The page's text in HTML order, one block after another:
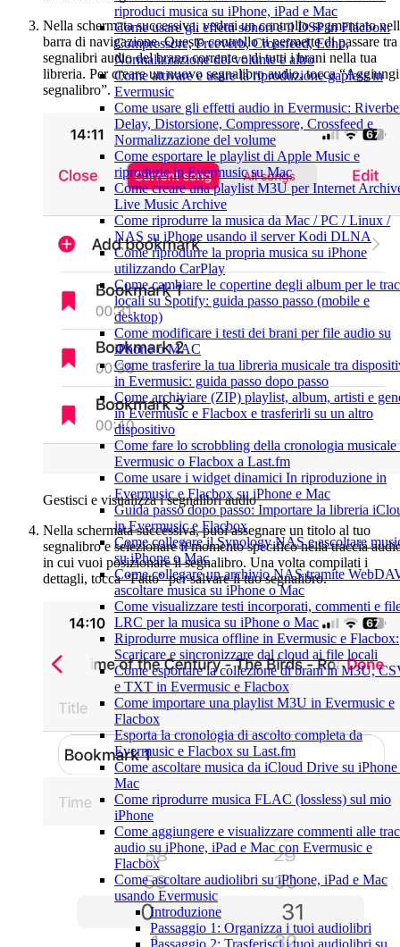
riproduci musica su iPhone, iPad e Mac
Come usare gli effetti sonori e il DSP in Flacbox:
Compressore, Freeverb, Crossfeed, Echo,
Normalizzazione del volume e altro
Come attivare e usare la riproduzione gapless in
Evermusic
Come usare gli effetti audio in Evermusic:
Delay, Distorsione, Compressore, Crossfeed e
Normalizzazione del volume
Come esportare le playlist di Apple Music e
riprodurle in Evermusic su Mac
Come creare una playlist M3U per Internet
Live Music Archive
Come riprodurre la musica da Mac / PC / Linux /
NAS su iPhone usando il server Kodi DLNA
Come riprodurre la propria musica su iPhone
utilizzando CarPlay
Come cambiare le copertine degli album per le
locali su Spotify: guida passo passo (mobile e
desktop)
Come modificare i testi dei brani per file audio su
iPhone o MAC
Come trasferire la tua libreria musicale tra
in Evermusic: guida passo dopo passo
Come archiviare (ZIP) playlist, album, artisti e
in Evermusic e Flacbox e trasferirli su un altro
dispositivo
Come fare lo scrobbling della cronologia musicale
Evermusic o Flacbox a Last.fm
Come usare i widget dinamici In riproduzione in
Evermusic e Flacbox su iPhone e Mac
Guida passo dopo passo: Importare la libreria
in Evermusic e Flacbox
Come collegare il Synology NAS e ascoltare
su iPhone o Mac
Come collegare un archivio NAS tramite
ascoltare musica su iPhone o Mac
Come visualizzare testi incorporati, commenti e
LRC per la musica su iPhone o Mac
Riprodurre musica offline in Evermusic e Flacbox:
Scaricare e sincronizzare dal cloud ai file locali
Come esportare la collezione di brani in M3U,
e TXT in Evermusic e Flacbox
Come importare una playlist M3U in Evermusic e
Flacbox
Esporta la cronologia di ascolto completa da
Evermusic e Flacbox su Last.fm
Come ascoltare musica da iCloud Drive su iPhone
Mac
Come riprodurre musica FLAC (lossless) sul mio
iPhone
Come aggiungere e visualizzare commenti alle
audio su iPhone, iPad e Mac con Evermusic e
Flacbox
Come ascoltare audiolibri su iPhone, iPad e Mac
usando Evermusic
Introduzione
Passaggio 1: Organizza i tuoi audiolibri
Passaggio 2: Trasferisci i tuoi audiolibri su
Nella schermata successiva, vedrai un controllo segmentato
barra di navigazione. Questo controllo ti permette di passare
segnalibri audio del brano corrente e di tutti i brani nella tua
libreria. Per creare un nuovo segnalibro audio, tocca “Aggiungi
segnalibro”.
Gestisci e visualizza i segnalibri audio
Nella schermata successiva, puoi assegnare un titolo al tuo
segnalibro e selezionare il momento specifico nella traccia
in cui vuoi posizionare il segnalibro. Una volta compilati i
dettagli, tocca “Fatto” per salvare il tuo segnalibro.